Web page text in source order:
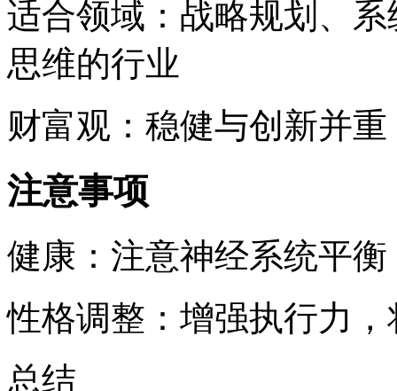
适合领域：战略规划、
思维的行业
财富观：稳健与创新并
注意事项
健康：注意神经系统平
性格调整：增强执行力
总结